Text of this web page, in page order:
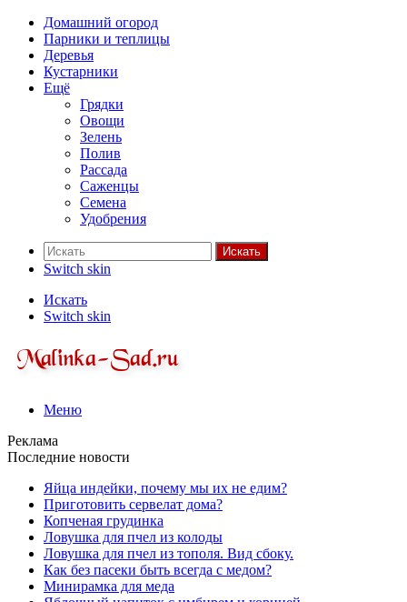
Домашний огород
Парники и теплицы
Деревья
Кустарники
Ещё
Грядки
Овощи
Зелень
Полив
Рассада
Саженцы
Семена
Удобрения
Искать
Switch skin
Искать
Switch skin
Меню
Реклама
Последние новости
Яйца индейки, почему мы их не едим?
Приготовить сервелат⁠⁠ дома?
Копченая грудинка
Ловушка для пчел из колоды
Ловушка для пчел из тополя. Вид сбоку.
Как без пасеки быть всегда с медом?
Минирамка для меда